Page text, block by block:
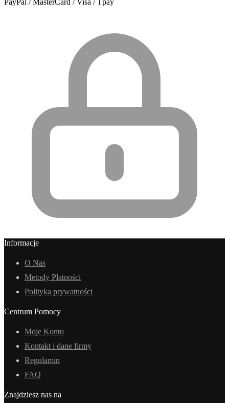
Informacje
O Nas
Metody Płatności
Polityka prywatności
Centrum Pomocy
Moje Konto
Kontakt i dane firmy
Regulamin
FAQ
Znajdziesz nas na